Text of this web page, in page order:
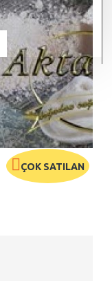
ÇOK SATILAN